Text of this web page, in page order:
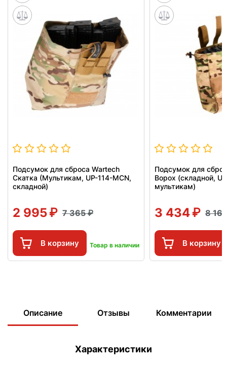
Подсумок для сброса Wartech
Скатка (Мультикам, UP-114-MCN,
складной)
2 995 7 365
В корзину Товар в наличии
Подсумок для
Ворох (складной,
мультикам)
3 434 8
В корзину
Описание Отзывы Комментарии
Характеристики